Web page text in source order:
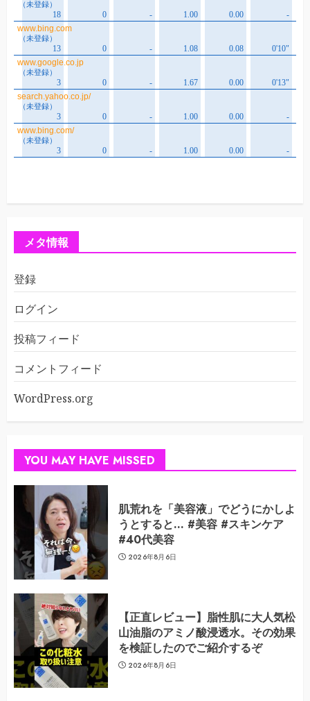
メタ情報
登録
ログイン
投稿フィード
コメントフィード
WordPress.org
YOU MAY HAVE MISSED
肌荒れを「美容液」でどうにかしよ
うとすると… #美容 #スキンケア
#40代美容
2026年8月6日
【正直レビュー】脂性肌に大人気松
山油脂のアミノ酸浸透水。その効果
を検証したのでご紹介するぞ
2026年8月6日